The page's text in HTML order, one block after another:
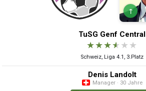
↑
TuSG Genf Central
★★★★ ★ ★
Schweiz, Liga 4.1, 3.Platz
Denis Landolt
Manager · 30 Jahre